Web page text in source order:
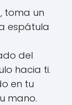
toma un
espátula
del
hacia ti.
en tu
mano.